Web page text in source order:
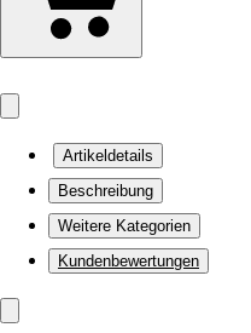
Artikeldetails
Beschreibung
Weitere Kategorien
Kundenbewertungen